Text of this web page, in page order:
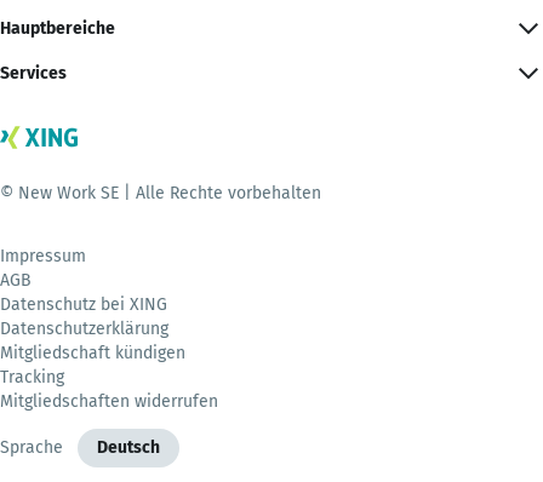
Hauptbereiche
Services
© New Work SE | Alle Rechte vorbehalten
Impressum
AGB
Datenschutz bei XING
Datenschutzerklärung
Mitgliedschaft kündigen
Tracking
Mitgliedschaften widerrufen
Sprache Deutsch